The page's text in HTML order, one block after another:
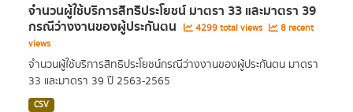
จำนวนผู้ใช้บริการสิทธิประโยชน์ มาตรา 33 และมาตรา 39
กรณีว่างงานของผู้ประกันตน 4299 total views
8 recent
views
จำนวนผู้ใช้บริการสิทธิประโยชน์กรณีว่างงานของผู้ประกันตน มาตรา
33 และมาตรา 39 ปี 2563-2565
CSV